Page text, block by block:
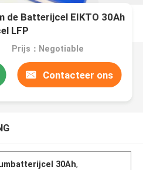
de Batterijcel EIKTO 30Ah
LFP
Prijs：Negotiable
Contacteer ons
30Ah,